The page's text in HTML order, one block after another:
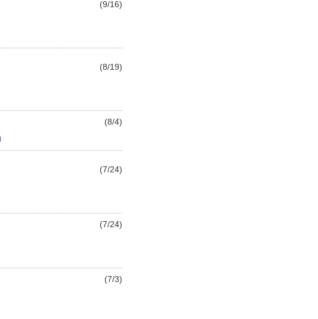
(9/16)
(8/19)
(8/4)
(7/24)
(7/24)
(7/3)